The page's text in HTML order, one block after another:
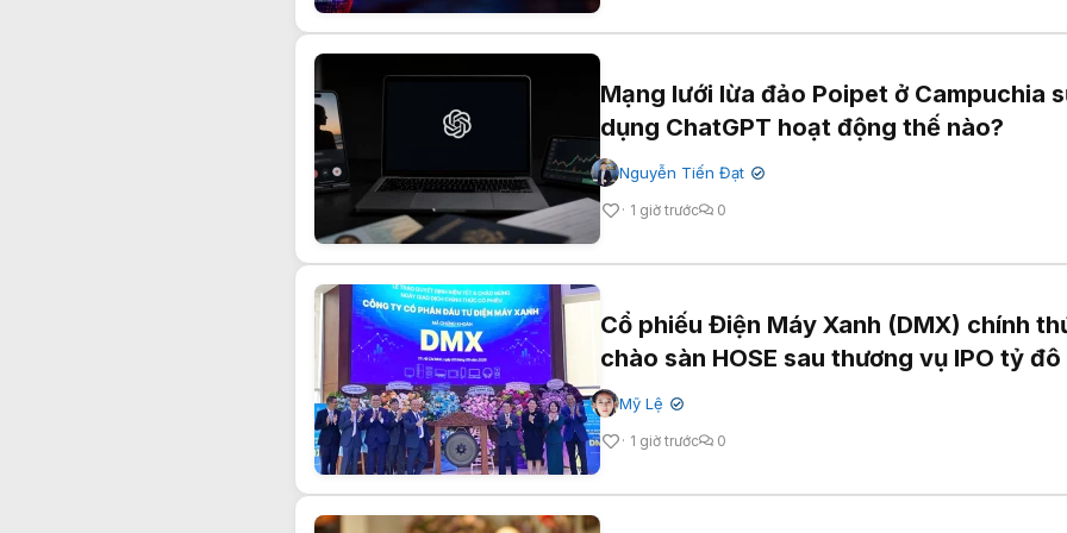
Mạng lưới lừa đảo Poipet ở Campuchia
dụng ChatGPT hoạt động thế nào?
Nguyễn Tiến Đạt ✔
1 giờ trước 0
Cổ phiếu Điện Máy Xanh (DMX) chính
chào sàn HOSE sau thương vụ IPO tỷ đô
Mỹ Lệ ✔
1 giờ trước 0